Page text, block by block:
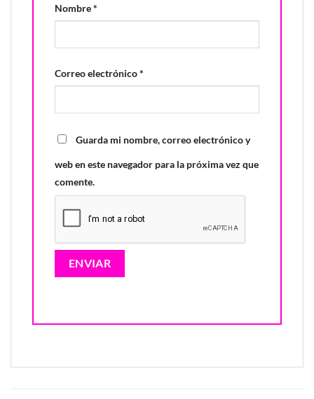
Nombre*
Correo electrónico*
Guarda mi nombre, correo electrónico y
web en este navegador para la próxima vez que
comente.